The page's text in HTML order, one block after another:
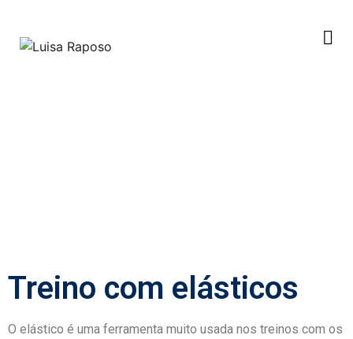
Treino com elásticos
O elástico é uma ferramenta muito usada nos treinos com os